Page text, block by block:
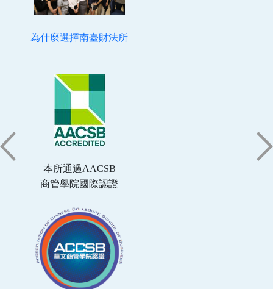
為什麼選擇南臺財法所
本所通過AACSB
商管學院國際認證